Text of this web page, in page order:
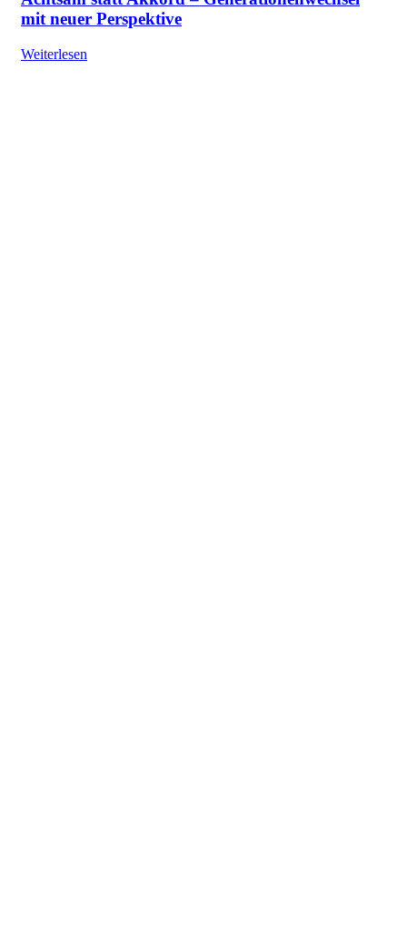
mit neuer Perspektive
Weiterlesen